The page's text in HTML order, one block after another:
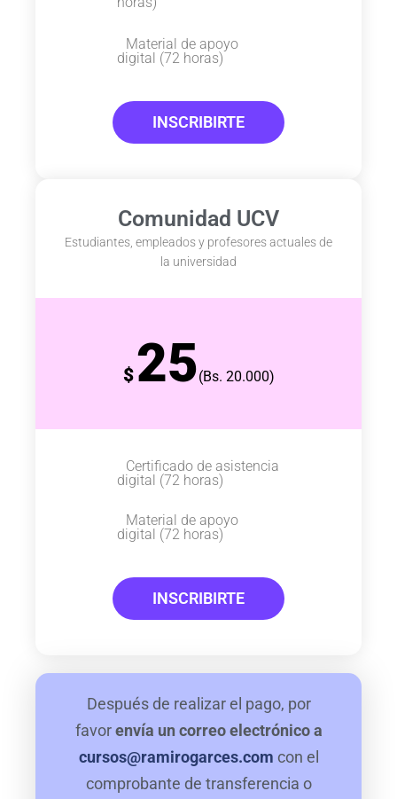
Material de apoyo
digital (72 horas)
INSCRIBIRTE
Comunidad UCV
Estudiantes, empleados y profesores actuales de
la universidad
$25(Bs. 20.000)
Certificado de asistencia
digital (72 horas)
Material de apoyo
digital (72 horas)
INSCRIBIRTE
Después de realizar el pago, por
favorenvía un correo electrónico a
cursos@ramirogarces.com con el
comprobante de transferencia o